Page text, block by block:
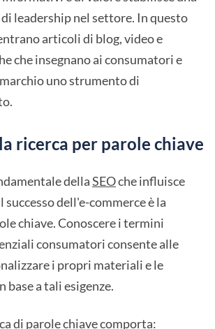
leadership nel settore. In questo
articoli di blog, video e
che insegnano ai consumatori e
uno strumento di
ricerca per parole chiave
dellaSEOche influisce
dell'e-commerce è la
chiave. Conoscere i termini
consumatori consente alle
i propri materiali e le
a tali esigenze.
di parole chiave comporta: